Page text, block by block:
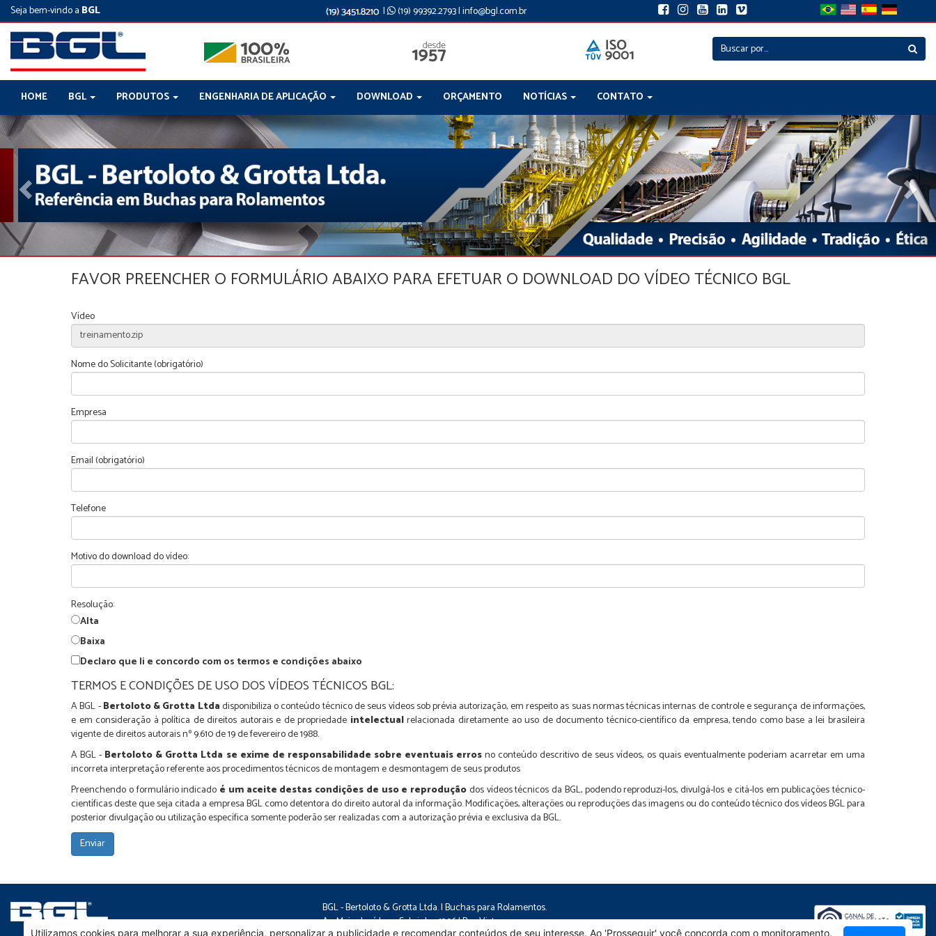
Seja bem-vindo a BGL | (19) 99392.2793|info@bgl.com.br
HOME BGL PRODUTOS ENGENHARIA DE APLICAÇÃO DOWNLOAD ORÇAMENTO NOTÍCIAS CONTATO
Previous
FAVOR PREENCHER O FORMULÁRIO ABAIXO PARA EFETUAR O DOWNLOAD DO VÍDEO TÉCNICO BGL
Vídeo
Nome do Solicitante (obrigatório)
Empresa
Email (obrigatório)
Telefone
Motivo do download do vídeo:
Resolução:
Alta
Baixa
Declaro que li e concordo com os termos e condições abaixo
TERMOS E CONDIÇÕES DE USO DOS VÍDEOS TÉCNICOS BGL:
A BGL -Bertoloto & Grotta Ltdadisponibiliza o conteúdo técnico de seus vídeos sob prévia autorização, em respeito as suas normas técnicas internas de controle e segurança de informações,
e em consideração à política de direitos autorais e de propriedade intelectualrelacionada diretamente ao uso de documento técnico-científico da empresa, tendo como base a lei brasileira
vigente de direitos autorais nº 9.610 de 19 de fevereiro de 1988.
A BGL - Bertoloto & Grotta Ltda se exime de responsabilidade sobre eventuais errosno conteúdo descritivo de seus vídeos, os quais eventualmente poderiam acarretar em uma
incorreta interpretação referente aos procedimentos técnicos de montagem e desmontagem de seus produtos
Preenchendo o formulário indicado é um aceite destas condições de uso e reproduçãodos vídeos técnicos da BGL, podendo reproduzi-los, divulgá-los e citá-los em publicações técnico-
científicas deste que seja citada a empresa BGL como detentora do direito autoral da informação. Modificações, alterações ou reproduções das imagens ou do conteúdo técnico dos vídeos BGL para
posterior divulgação ou utilização específica somente poderão ser realizadas com a autorização prévia e exclusiva da BGL.
Utilizamos cookies para melhorar a sua experiência, personalizar a publicidade e recomendar conteúdos de seu interesse. Ao 'Prosseguir' você concorda com o monitoramento.
BGL - Bertoloto & Grotta Ltda. | Buchas para Rolamentos.
Av. Major José Levy Sobrinho, 1296 | Boa Vista